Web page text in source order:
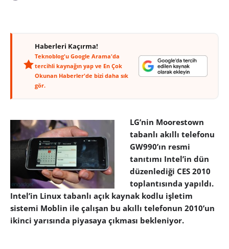
Haberleri Kaçırma!
Teknoblog'u Google Arama'da
tercihli kaynağın yap ve En Çok
Okunan Haberler'de bizi daha sık
gör.
LG’nin Moorestown
tabanlı akıllı telefonu
GW990’ın resmi
tanıtımı Intel’in dün
düzenlediği CES 2010
toplantısında yapıldı.
Intel’in Linux tabanlı açık kaynak kodlu işletim
sistemi Moblin ile çalışan bu akıllı telefonun 2010’un
ikinci yarısında piyasaya çıkması bekleniyor.